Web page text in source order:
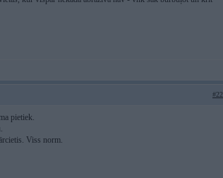
#22
pietiek.
Viss norm.